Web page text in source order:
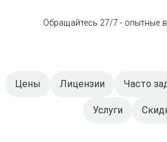
Обращайтесь 27/7 - опытные
Цены Лицензии Часто
Услуги